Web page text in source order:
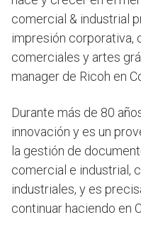
comercial & industrial
impresión corporativa,
comerciales y artes
manager de Ricoh en
Durante más de 80
innovación y es un
la gestión de
comercial e industrial,
industriales, y es
continuar haciendo en